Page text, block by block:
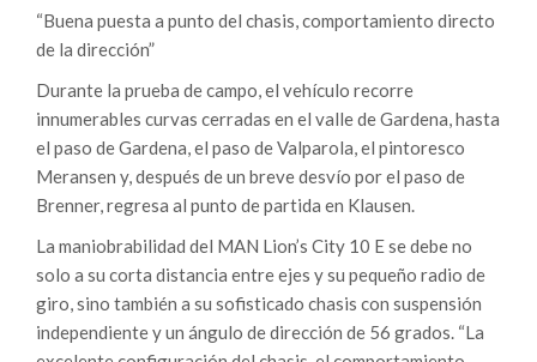
“Buena puesta a punto del chasis, comportamiento directo
de la dirección”
Durante la prueba de campo, el vehículo recorre
innumerables curvas cerradas en el valle de Gardena, hasta
el paso de Gardena, el paso de Valparola, el pintoresco
Meransen y, después de un breve desvío por el paso de
Brenner, regresa al punto de partida en Klausen.
La maniobrabilidad del MAN Lion’s City 10 E se debe no
solo a su corta distancia entre ejes y su pequeño radio de
giro, sino también a su sofisticado chasis con suspensión
independiente y un ángulo de dirección de 56 grados. “La